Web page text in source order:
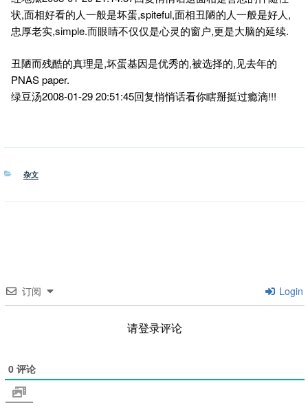
状,面相好看的人一般是坏蛋,spiteful,面相丑陋的人一般是好人,
忠厚老实,simple.而眼睛不仅仅是心灵的窗户,更是大脑的延续.
丑陋而残酷的真理是,坏蛋基因是优秀的,被选择的,见去年的
PNAS paper.
绿豆汤2008-01-29 20:51:45回复悄悄话看你瞎掰挺过瘾滴!!!
分
杂文
订阅 Login
请登录评论
0 评论